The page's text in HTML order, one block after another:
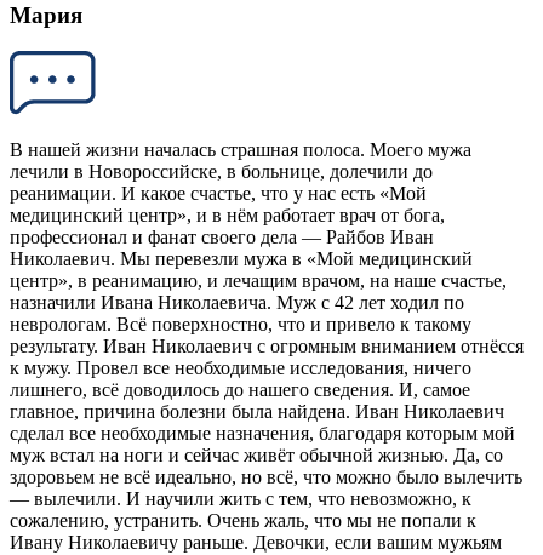
Мария
В нашей жизни началась страшная полоса. Моего мужа
лечили в Новороссийске, в больнице, долечили до
реанимации. И какое счастье, что у нас есть «Мой
медицинский центр», и в нём работает врач от бога,
профессионал и фанат своего дела — Райбов Иван
Николаевич. Мы перевезли мужа в «Мой медицинский
центр», в реанимацию, и лечащим врачом, на наше счастье,
назначили Ивана Николаевича. Муж с 42 лет ходил по
неврологам. Всё поверхностно, что и привело к такому
результату. Иван Николаевич с огромным вниманием отнёсся
к мужу. Провел все необходимые исследования, ничего
лишнего, всё доводилось до нашего сведения. И, самое
главное, причина болезни была найдена. Иван Николаевич
сделал все необходимые назначения, благодаря которым мой
муж встал на ноги и сейчас живёт обычной жизнью. Да, со
здоровьем не всё идеально, но всё, что можно было вылечить
— вылечили. И научили жить с тем, что невозможно, к
сожалению, устранить. Очень жаль, что мы не попали к
Ивану Николаевичу раньше. Девочки, если вашим мужьям